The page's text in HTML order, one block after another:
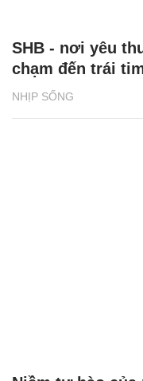
NHỊP SỐNG
SHB - nơi yêu
chạm đến trái